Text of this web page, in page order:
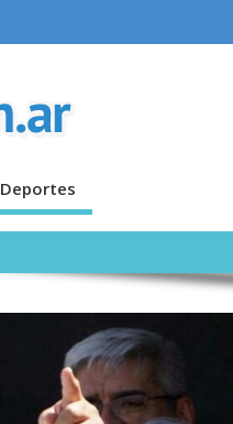
Deportes